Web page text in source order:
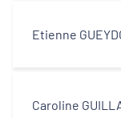
Etienne
Caroline